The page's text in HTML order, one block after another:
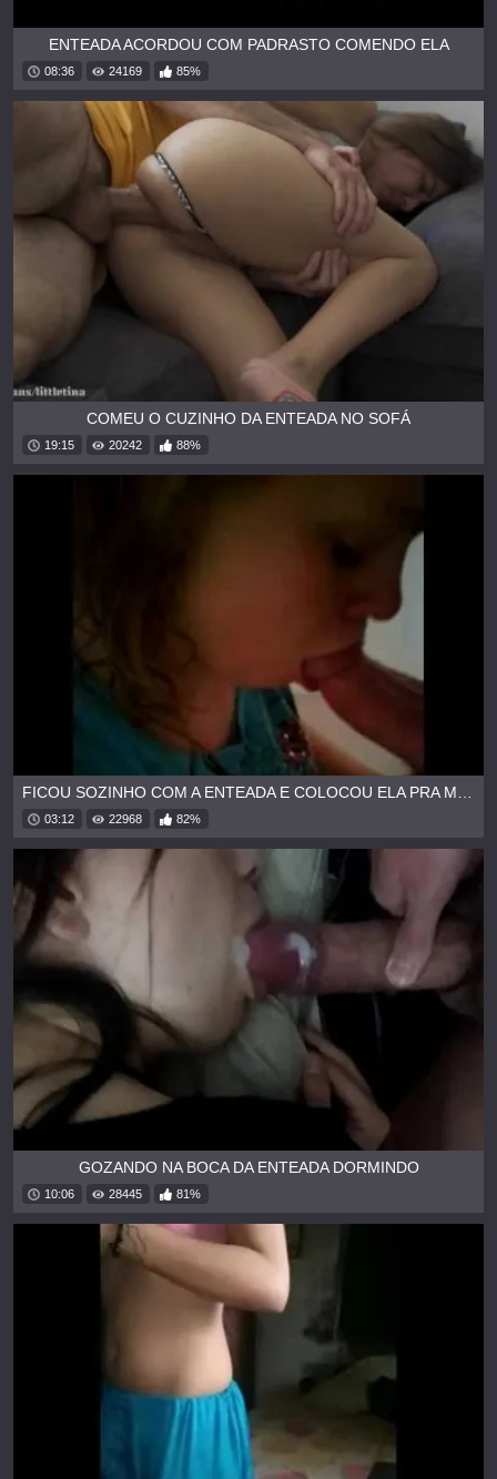
ENTEADA ACORDOU COM PADRASTO COMENDO ELA
08:36 24169 85%
COMEU O CUZINHO DA ENTEADA NO SOFÁ
19:15 20242 88%
FICOU SOZINHO COM A ENTEADA E COLOCOU ELA PRA MAMAR
03:12 22968 82%
GOZANDO NA BOCA DA ENTEADA DORMINDO
10:06 28445 81%